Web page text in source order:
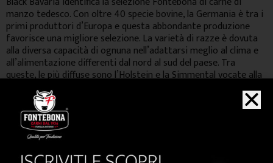
manzo tedesco. Con oltre 40 specie bovine, la Germania è tra i
primi produttori d’Europa e questa abbondante produzione
favorisce una migliore selezione. La varietà di razze è dovuta
alla diversa capacità di ognuna nell’adattarsi meglio al clima e
all’alimentazione differenti dal nord al sud del paese. Tra
queste, le più diffuse sono l’Holstein e la Simmental vocate alla
produzione di vitelli da latte e latte di filiera. Dai bovini,
alimentati con orzo e fiocchi d’avena, si ottiene una carne
molto tenera e saporita che incontra, ormai da molto tempo, il
gusto dei palati più esigenti.